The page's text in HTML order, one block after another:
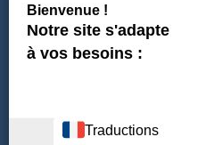
REJOIGNEZ-NOUS
CONTACT